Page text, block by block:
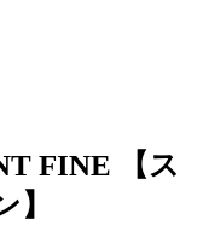
FINE 【ス
】